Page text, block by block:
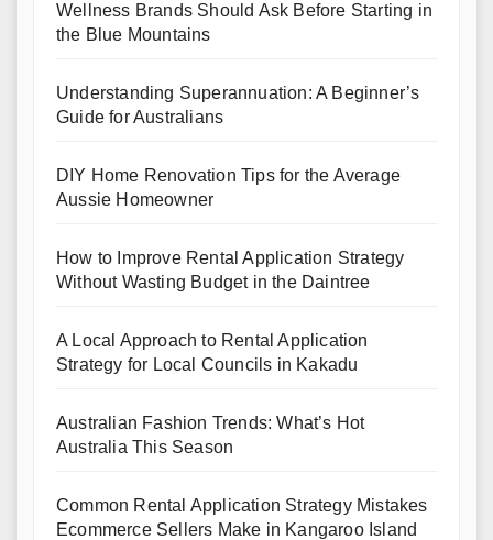
Wellness Brands Should Ask Before Starting in
the Blue Mountains
Understanding Superannuation: A Beginner’s
Guide for Australians
DIY Home Renovation Tips for the Average
Aussie Homeowner
How to Improve Rental Application Strategy
Without Wasting Budget in the Daintree
A Local Approach to Rental Application
Strategy for Local Councils in Kakadu
Australian Fashion Trends: What’s Hot
Australia This Season
Common Rental Application Strategy Mistakes
Ecommerce Sellers Make in Kangaroo Island